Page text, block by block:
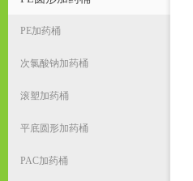
PE加药桶
次氯酸钠加药桶
滚塑加药桶
平底圆形加药桶
PAC加药桶